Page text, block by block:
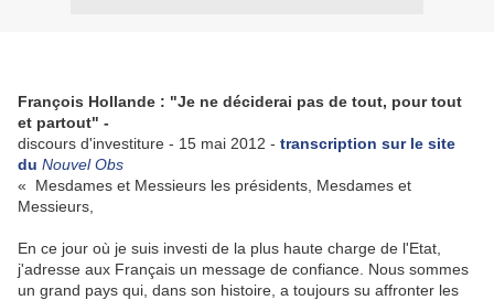
François Hollande : "Je ne déciderai pas de tout, pour tout
et partout" -
discours d'investiture - 15 mai 2012 - transcription sur le site
du Nouvel Obs
« Mesdames et Messieurs les présidents, Mesdames et
Messieurs,
En ce jour où je suis investi de la plus haute charge de l'Etat,
j'adresse aux Français un message de confiance. Nous sommes
un grand pays qui, dans son histoire, a toujours su affronter les